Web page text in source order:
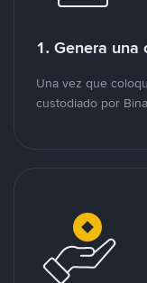
1. Genera una
Una vez que
custodiado por